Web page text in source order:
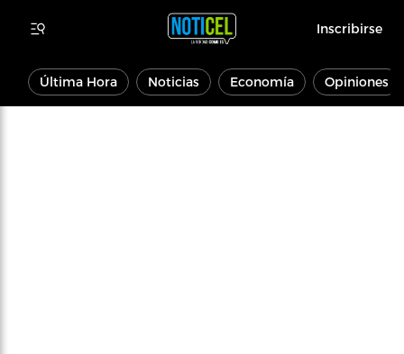
Inscribirse
Última Hora Noticias Economía Opiniones